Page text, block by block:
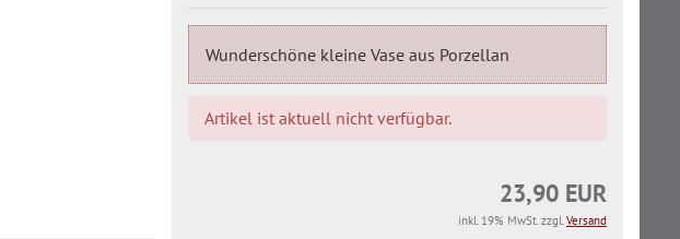
Wunderschöne kleine Vase aus Porzellan
Artikel ist aktuell nicht verfügbar.
23,90 EUR
inkl. 19% MwSt. zzgl.Versand